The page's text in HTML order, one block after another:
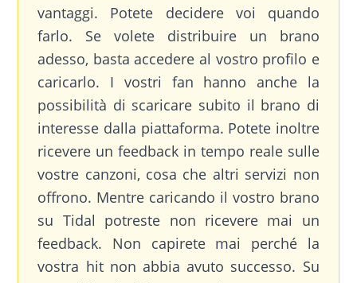
vantaggi. Potete decidere voi quando
farlo. Se volete distribuire un brano
adesso, basta accedere al vostro profilo e
caricarlo. I vostri fan hanno anche la
possibilità di scaricare subito il brano di
interesse dalla piattaforma. Potete inoltre
ricevere un feedback in tempo reale sulle
vostre canzoni, cosa che altri servizi non
offrono. Mentre caricando il vostro brano
su Tidal potreste non ricevere mai un
feedback. Non capirete mai perché la
vostra hit non abbia avuto successo. Su